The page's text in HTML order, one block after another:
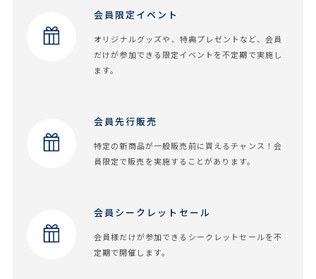
会員限定イベント
オリジナルグッズや、特典プレゼントなど、会員
だけが参加できる限定イベントを不定期で実施し
ます。
会員先行販売
特定の新商品が一般販売前に買えるチャンス！会
員限定で販売を実施することがあります。
会員シークレットセール
会員様だけが参加できるシークレットセールを不
定期で開催します。